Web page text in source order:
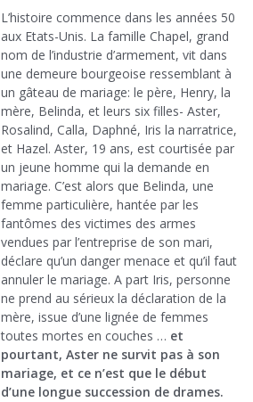
L’histoire commence dans les années 50
aux Etats-Unis. La famille Chapel, grand
nom de l’industrie d’armement, vit dans
une demeure bourgeoise ressemblant à
un gâteau de mariage: le père, Henry, la
mère, Belinda, et leurs six filles- Aster,
Rosalind, Calla, Daphné, Iris la narratrice,
et Hazel. Aster, 19 ans, est courtisée par
un jeune homme qui la demande en
mariage. C’est alors que Belinda, une
femme particulière, hantée par les
fantômes des victimes des armes
vendues par l’entreprise de son mari,
déclare qu’un danger menace et qu’il faut
annuler le mariage. A part Iris, personne
ne prend au sérieux la déclaration de la
mère, issue d’une lignée de femmes
toutes mortes en couches … et
pourtant, Aster ne survit pas à son
mariage, et ce n’est que le début
d’une longue succession de drames.